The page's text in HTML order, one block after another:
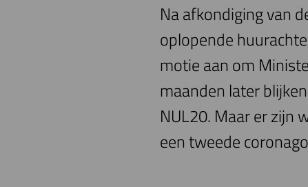
Na afkondiging van
oplopende
motie aan om
maanden later
NUL20. Maar er zijn
een tweede